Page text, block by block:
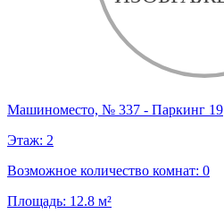
Машиноместо, № 337 - Паркинг 19
Этаж: 2
Возможное количество комнат: 0
Площадь: 12.8 м²